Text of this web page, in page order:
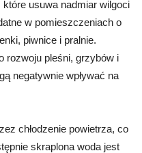
usuwa nadmiar wilgoci
w pomieszczeniach o
piwnice i pralnie.
rozwoju pleśni, grzybów i
negatywnie wpływać na
chłodzenie powietrza, co
skraplona woda jest